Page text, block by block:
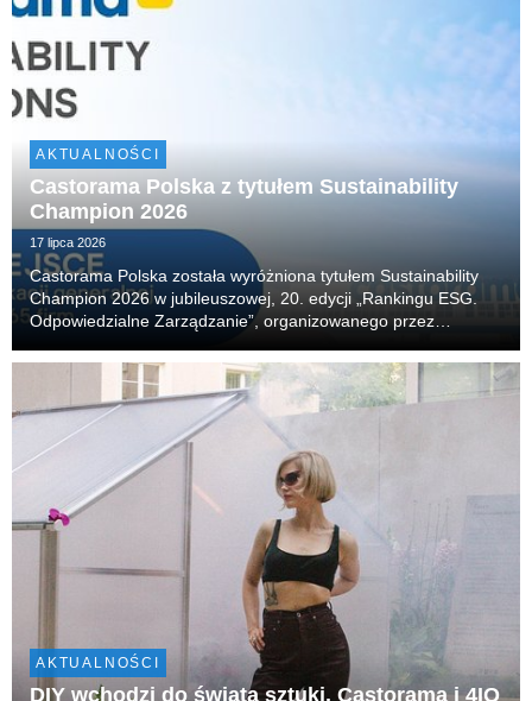
AKTUALNOŚCI
Castorama Polska z tytułem Sustainability
Champion 2026
17 lipca 2026
Castorama Polska została wyróżniona tytułem Sustainability
Champion 2026 w jubileuszowej, 20. edycji „Rankingu ESG.
Odpowiedzialne Zarządzanie”, organizowanego przez
miejsce w klasyfikacji generalnej, obejmującej 65 n...
AKTUALNOŚCI
DIY wchodzi do świata sztuki. Castorama i 4IQ